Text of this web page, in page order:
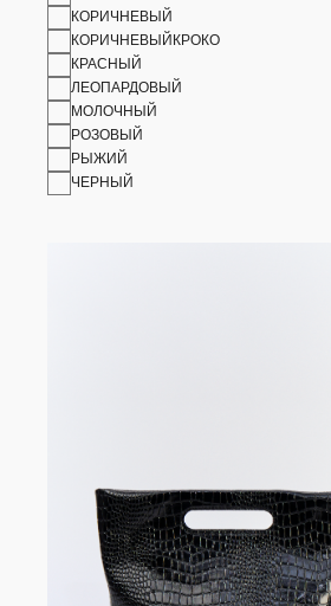
КОРИЧНЕВЫЙ
КОРИЧНЕВЫЙКРОКО
КРАСНЫЙ
ЛЕОПАРДОВЫЙ
МОЛОЧНЫЙ
РОЗОВЫЙ
РЫЖИЙ
ЧЕРНЫЙ